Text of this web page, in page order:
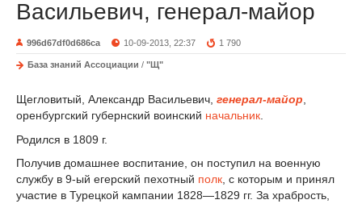
Васильевич, генерал-майор
996d67df0d686ca 10-09-2013, 22:37 1 790
База знаний Ассоциации / "Щ"
Щегловитый, Александр Васильевич, генерал-майор
оренбургский губернский воинский начальник
Родился в 1809 г.
Получив домашнее воспитание, он поступил на военную
службу в 9-ый егерский пехотный полк, с которым и принял
участие в Турецкой кампании 1828—1829 гг. За храбрость,